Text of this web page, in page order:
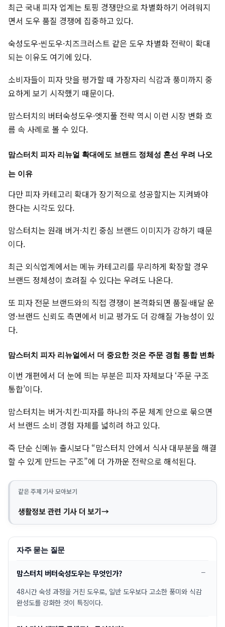
최근 국내 피자 업계는 토핑 경쟁만으로 차별화하기 어려워지
면서 도우 품질 경쟁에 집중하고 있다.
숙성도우·씬도우·치즈크러스트 같은 도우 차별화 전략이 확대
되는 이유도 여기에 있다.
소비자들이 피자 맛을 평가할 때 가장자리 식감과 풍미까지 중
요하게 보기 시작했기 때문이다.
맘스터치의 버터숙성도우·엣지풀 전략 역시 이런 시장 변화 흐
름 속 사례로 볼 수 있다.
맘스터치 피자 리뉴얼 확대에도 브랜드 정체성 혼선 우려 나오
는 이유
다만 피자 카테고리 확대가 장기적으로 성공할지는 지켜봐야
한다는 시각도 있다.
맘스터치는 원래 버거·치킨 중심 브랜드 이미지가 강하기 때문
이다.
최근 외식업계에서는 메뉴 카테고리를 무리하게 확장할 경우
브랜드 정체성이 흐려질 수 있다는 우려도 나온다.
또 피자 전문 브랜드와의 직접 경쟁이 본격화되면 품질·배달 운
영·브랜드 신뢰도 측면에서 비교 평가도 더 강해질 가능성이 있
다.
맘스터치 피자 리뉴얼에서 더 중요한 것은 주문 경험 통합 변화
이번 개편에서 더 눈에 띄는 부분은 피자 자체보다 ‘주문 구조
통합’이다.
맘스터치는 버거·치킨·피자를 하나의 주문 체계 안으로 묶으면
서 브랜드 소비 경험 자체를 넓히려 하고 있다.
즉 단순 신메뉴 출시보다 “맘스터치 안에서 식사 대부분을 해결
할 수 있게 만드는 구조”에 더 가까운 전략으로 해석된다.
같은 주제 기사 모아보기
생활정보 관련 기사 더 보기
자주 묻는 질문
맘스터치 버터숙성도우는 무엇인가?
48시간 숙성 과정을 거친 도우로, 일반 도우보다 고소한 풍미와 식감
완성도를 강화한 것이 특징이다.